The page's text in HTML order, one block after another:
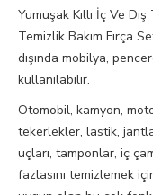
Yumuşak Kıllı İç Ve
Temizlik Bakım Fırça
dışında mobilya,
kullanılabilir.
Otomobil, kamyon,
tekerlekler, lastik,
uçları, tamponlar, iç
fazlasını temizlemek